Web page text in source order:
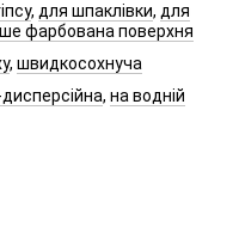
, для шпаклівки, для
фарбована поверхня
, швидкосохнуча
, на водній